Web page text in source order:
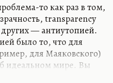
то как раз в том,
transparency
других — антиутопией.
было то, что для
для Маяковского)
идеальном мире. Вы